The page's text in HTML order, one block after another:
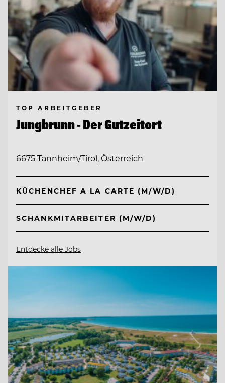
TOP ARBEITGEBER
Jungbrunn - Der Gutzeitort
6675 Tannheim/Tirol, Österreich
KÜCHENCHEF A LA CARTE (M/W/D)
SCHANKMITARBEITER (M/W/D)
Entdecke alle Jobs